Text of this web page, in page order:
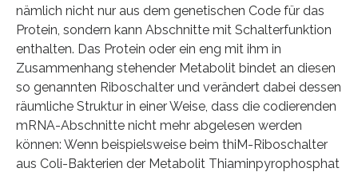
nämlich nicht nur aus dem genetischen Code für das
Protein, sondern kann Abschnitte mit Schalterfunktion
enthalten. Das Protein oder ein eng mit ihm in
Zusammenhang stehender Metabolit bindet an diesen
so genannten Riboschalter und verändert dabei dessen
räumliche Struktur in einer Weise, dass die codierenden
mRNA-Abschnitte nicht mehr abgelesen werden
können: Wenn beispielsweise beim thiM-Riboschalter
aus Coli-Bakterien der Metabolit Thiaminpyrophosphat